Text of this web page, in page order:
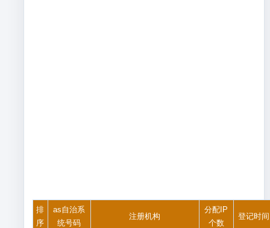
排
序
as自治系
统号码
注册机构
分配IP
个数
登记时间